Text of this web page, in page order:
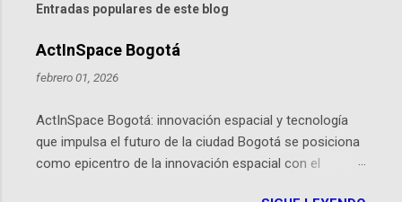
Entradas populares de este blog
ActInSpace Bogotá
febrero 01, 2026
ActInSpace Bogotá: innovación espacial y tecnología
que impulsa el futuro de la ciudad Bogotá se posiciona
como epicentro de la innovación espacial con el